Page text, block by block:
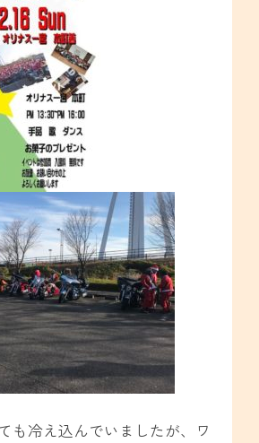
も冷え込んでいましたが、ワ